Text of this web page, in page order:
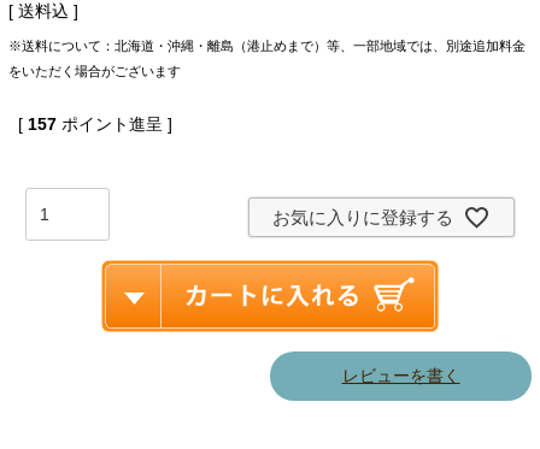
送料込
※送料について：北海道・沖縄・離島（港止めまで）等、一部地域では、別途追加料金
をいただく場合がございます
[ 157 ポイント進呈 ]
お気に入りに登録する
レビューを書く